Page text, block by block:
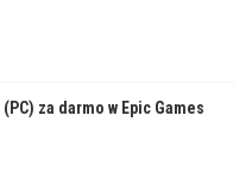
za darmo w Epic Games